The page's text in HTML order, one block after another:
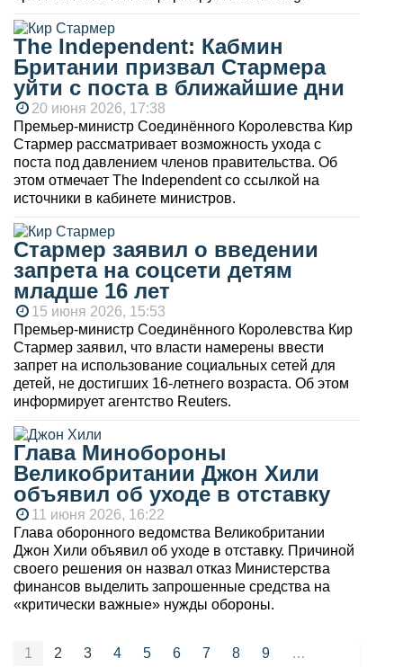
The Independent: Кабмин
Британии призвал Стармера
уйти с поста в ближайшие дни
20 июня 2026, 17:38
Премьер-министр Соединённого Королевства Кир
Стармер рассматривает возможность ухода с
поста под давлением членов правительства. Об
этом отмечает The Independent со ссылкой на
источники в кабинете министров.
Стармер заявил о введении
запрета на соцсети детям
младше 16 лет
15 июня 2026, 15:53
Премьер-министр Соединённого Королевства Кир
Стармер заявил, что власти намерены ввести
запрет на использование социальных сетей для
детей, не достигших 16-летнего возраста. Об этом
информирует агентство Reuters.
Глава Минобороны
Великобритании Джон Хили
объявил об уходе в отставку
11 июня 2026, 16:22
Глава оборонного ведомства Великобритании
Джон Хили объявил об уходе в отставку. Причиной
своего решения он назвал отказ Министерства
финансов выделить запрошенные средства на
«критически важные» нужды обороны.
Страницы
1 2 3 4 5 6 7 8 9 …